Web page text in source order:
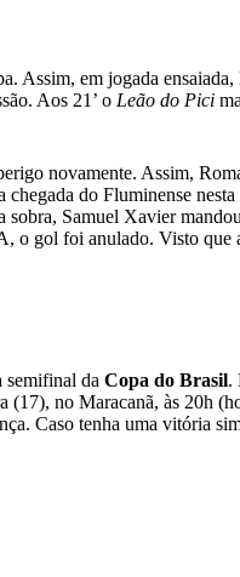
Assim, em jogada
Aos 21’ o Leão do Pici
novamente. Assim,
do Fluminense
Samuel Xavier
o gol foi anulado. Visto que
semifinal da Copa do Brasil.
(17), no Maracanã, às 20h
Caso tenha uma vitória